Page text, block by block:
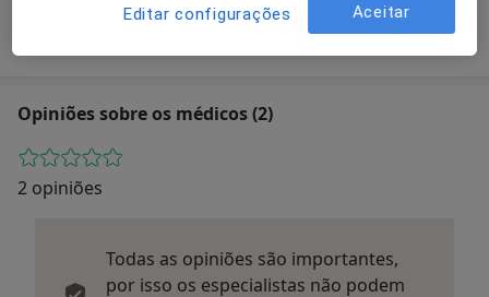
Av. República, 401 - 3º Dt.º, Paredes 4580-193
Opiniões sobre os médicos (2)
2 opiniões
Todas as opiniões são importantes,
por isso os especialistas não podem
Editar configurações Aceitar